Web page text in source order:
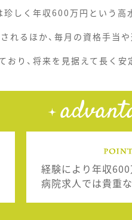
しく年収600万円という高
るほか、毎月の資格手当
り、将来を見据えて長く安
経験により年収600
病院求人では貴重